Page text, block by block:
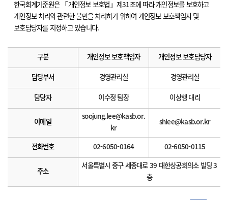
한국회계기준원은 「개인정보 보호법」제31조에 따라 개인정보를 보호하고
개인정보 처리와 관련한 불만을 처리하기 위하여 개인정보 보호책임자 및
보호담당자를 지정하고 있습니다.
구분 개인정보 보호책임자 개인정보 보호담당자
담당부서 경영관리실 경영관리실
담당자 이수정 팀장 이상행 대리
이메일
soojung.lee@kasb.or.
kr
shlee@kasb.or.kr
전화번호 02-6050-0164 02-6050-0115
주소
서울특별시 중구 세종대로 39 대한상공회의소 빌딩 3
층